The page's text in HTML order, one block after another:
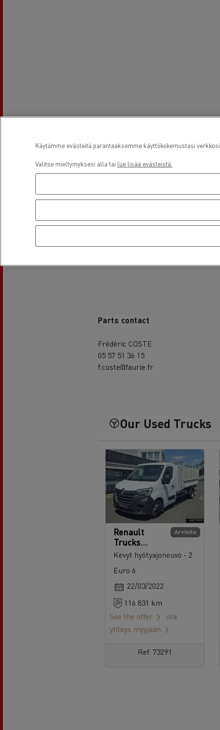
General manager
Parts contact
Frédéric COSTE
05 57 51 36 15
f.coste@faurie.fr
Our Used Trucks
Arvioitu
Renault
Trucks
Master 165
Kevyt hyötyajoneuvo - 2
Euro 6
22/03/2022
116 831 km
See the offer
ota
yhteys myyjään
Ref: 73291
Käytämme evästeitä parantaaksemme käyttökokemustasi
Valitse mieltymyksesi alla tai lue lisää evästeistä.